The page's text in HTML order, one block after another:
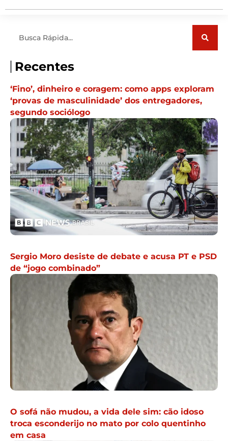
Recentes
‘Fino’, dinheiro e coragem: como apps exploram
‘provas de masculinidade’ dos entregadores,
segundo sociólogo
Sergio Moro desiste de debate e acusa PT e PSD
de “jogo combinado”
O sofá não mudou, a vida dele sim: cão idoso
troca esconderijo no mato por colo quentinho
em casa